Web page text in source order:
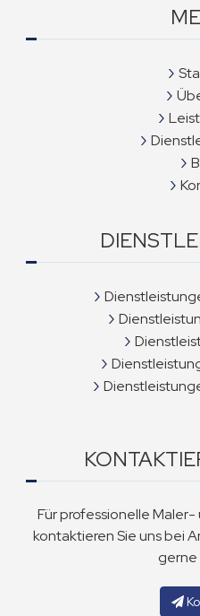
Für professionelle
kontaktieren Sie uns bei
gerne